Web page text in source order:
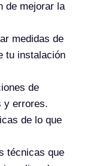
de mejorar la
medidas de
tu instalación
de
y errores.
de lo que
técnicas que